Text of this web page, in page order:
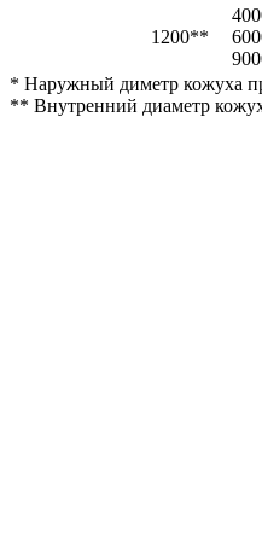
1200**
* Наружный диметр кожуха
** Внутренний диаметр